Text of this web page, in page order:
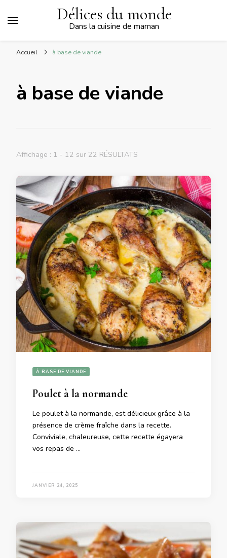
Délices du monde
Dans la cuisine de maman
Accueil à base de viande
à base de viande
Affichage : 1 - 12 sur 22 RÉSULTATS
À BASE DE VIANDE
Poulet à la normande
Le poulet à la normande, est délicieux grâce à la
présence de crème fraîche dans la recette.
Conviviale, chaleureuse, cette recette égayera
vos repas de …
JANVIER 24, 2025